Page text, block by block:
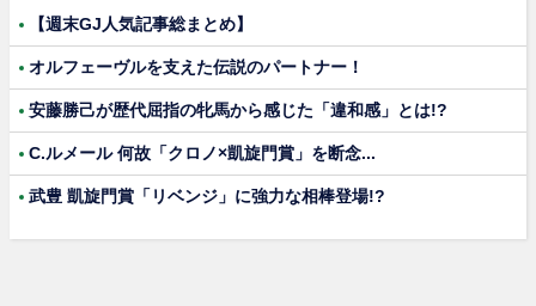
【週末GJ人気記事総まとめ】
オルフェーヴルを支えた伝説のパートナー！
安藤勝己が歴代屈指の牝馬から感じた「違和感」とは!?
C.ルメール 何故「クロノ×凱旋門賞」を断念...
武豊 凱旋門賞「リベンジ」に強力な相棒登場!?